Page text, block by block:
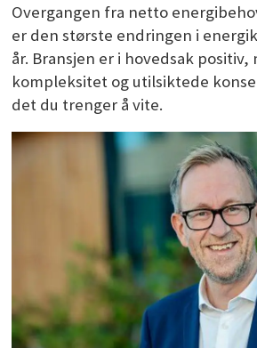
Overgangen fra netto
er den største endringen i
år. Bransjen er i hovedsak
kompleksitet og utilsiktede
det du trenger å vite.